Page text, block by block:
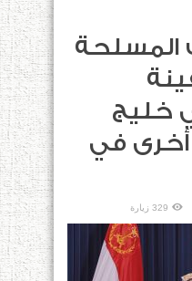
المسلحة
خليج
في
329 زيارة